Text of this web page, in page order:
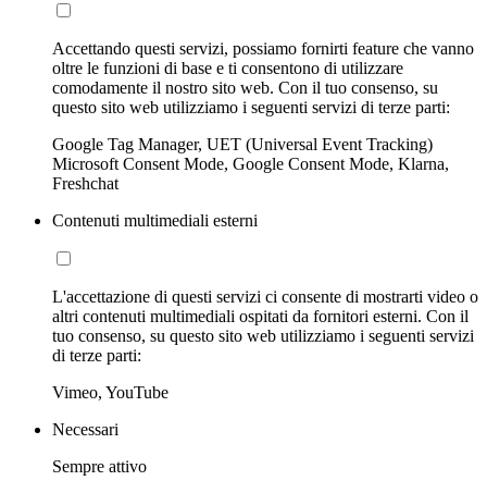
Accettando questi servizi, possiamo fornirti feature che vanno
oltre le funzioni di base e ti consentono di utilizzare
comodamente il nostro sito web. Con il tuo consenso, su
questo sito web utilizziamo i seguenti servizi di terze parti:
Google Tag Manager, UET (Universal Event Tracking)
Microsoft Consent Mode, Google Consent Mode, Klarna,
Freshchat
Contenuti multimediali esterni
L'accettazione di questi servizi ci consente di mostrarti video o
altri contenuti multimediali ospitati da fornitori esterni. Con il
tuo consenso, su questo sito web utilizziamo i seguenti servizi
di terze parti:
Vimeo, YouTube
Necessari
Sempre attivo